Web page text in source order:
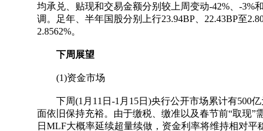
均承兑、贴现和交易金额分别较上周变动-42%、-3%
调。足年、半年国股分别上行23.94BP、22.43BP至
2.8562%。
下周展望
(1)资金市场
下周(1月11日-1月15日)央行公开市场累计有500亿
面依旧保持充裕。由于缴税、缴准以及春节前“取现
日MLF大概率延续超量续做，资金利率将维持相对平